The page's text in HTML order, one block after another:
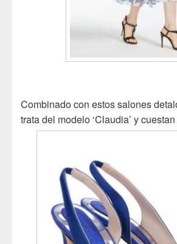
Combinado con estos salones
trata del modelo ‘Claudia’ y